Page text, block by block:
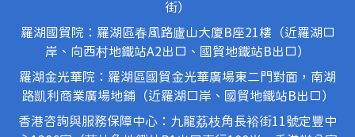
街）
羅湖國貿院：羅湖區春風路廬山大廈B座21樓（近羅湖口
岸、向西村地鐵站A2出口、國貿地鐵站B出口）
羅湖金光華院：羅湖區國貿金光華廣場東二門對面，南湖
路凱利商業廣場地鋪（近羅湖口岸、國貿地鐵站B出口）
香港咨詢與服務保障中心：九龍荔枝角長裕街11號定豐中